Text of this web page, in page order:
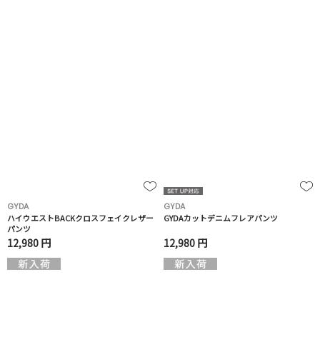
GYDA
ハイウエストBACKクロスフェイクレザー
パンツ
12,980 円
GYDA
GYDAカットデニムフレアパンツ
12,980 円